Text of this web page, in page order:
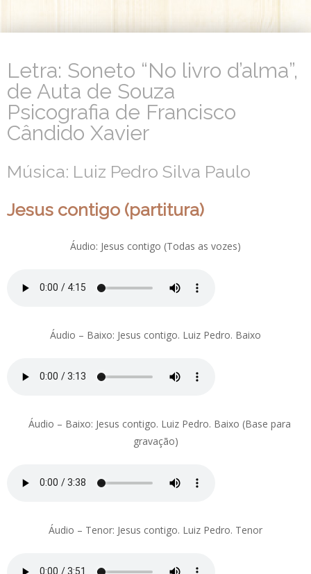
Letra: Soneto “No livro d’alma”,
de Auta de Souza
Psicografia de Francisco
Cândido Xavier
Música: Luiz Pedro Silva Paulo
Jesus contigo (partitura)
Áudio: Jesus contigo (Todas as vozes)
Áudio – Baixo: Jesus contigo. Luiz Pedro. Baixo
Áudio – Baixo: Jesus contigo. Luiz Pedro. Baixo (Base para
gravação)
Áudio – Tenor: Jesus contigo. Luiz Pedro. Tenor